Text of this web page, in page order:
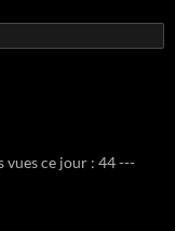
vues ce jour : 44 ---